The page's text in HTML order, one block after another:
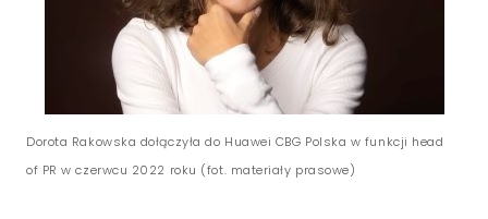
Dorota Rakowska dołączyła do Huawei CBG Polska w funkcji head
of PR w czerwcu 2022 roku (fot. materiały prasowe)